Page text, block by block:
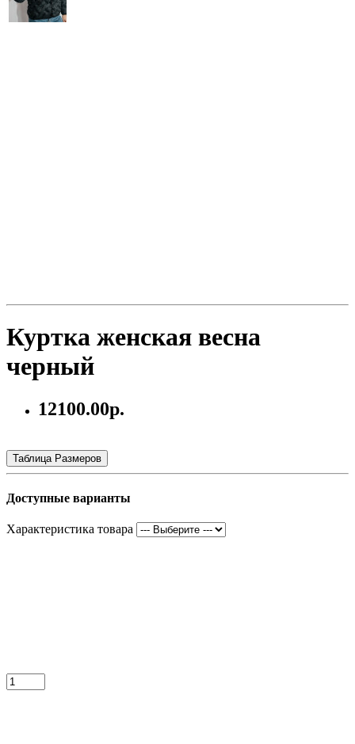
Куртка женская весна
черный
12100.00р.
Таблица Размеров
Доступные варианты
Характеристика товара